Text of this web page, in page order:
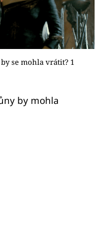
se mohla vrátit? 1
by mohla